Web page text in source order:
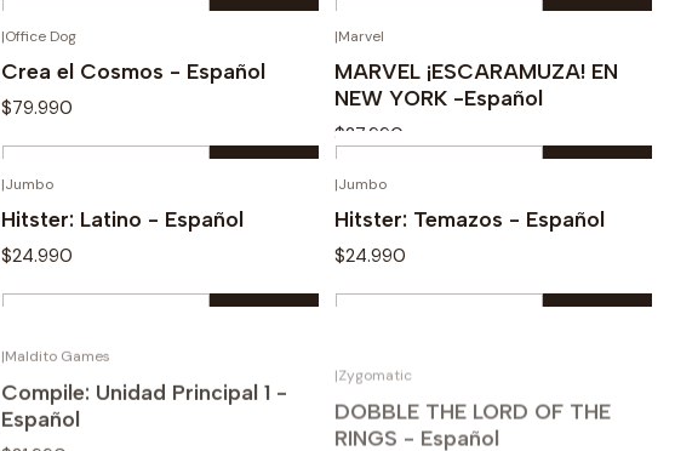
Cantidad
Comprar ahora
Cantidad
Comprar ahora
|Office Dog
Crea el Cosmos - Español
$79.990
Cantidad
Comprar ahora
|Marvel
MARVEL ¡ESCARAMUZA! EN
NEW YORK -Español
$27.990
Cantidad
Comprar ahora
|Jumbo
Hitster: Latino - Español
$24.990
Comprar ahora
|Jumbo
Hitster: Temazos - Español
$24.990
Compile: Unidad Principal 1 -
Español
$21.990
DOBBLE THE LORD OF THE
$16.990